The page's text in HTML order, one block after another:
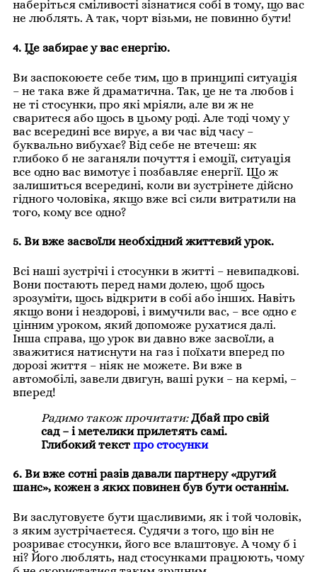
наберіться сміливості зізнатися собі в тому, що вас
не люблять. А так, чорт візьми, не повинно бути!
4. Це забирає у вас енергію.
Ви заспокоюєте себе тим, що в принципі ситуація
– не така вже й драматична. Так, це не та любов і
не ті стосунки, про які мріяли, але ви ж не
сваритеся або щось в цьому роді. Але тоді чому у
вас всередині все вирує, а ви час від часу –
буквально вибухає? Від себе не втечеш: як
глибоко б не заганяли почуття і емоції, ситуація
все одно вас вимотує і позбавляє енергії. Що ж
залишиться всередині, коли ви зустрінете дійсно
гідного чоловіка, якщо вже всі сили витратили на
того, кому все одно?
5. Ви вже засвоїли необхідний життєвий урок.
Всі наші зустрічі і стосунки в житті – невипадкові.
Вони постають перед нами долею, щоб щось
зрозуміти, щось відкрити в собі або інших. Навіть
якщо вони і нездорові, і вимучили вас, – все одно є
цінним уроком, який допоможе рухатися далі.
Інша справа, що урок ви давно вже засвоїли, а
зважитися натиснути на газ і поїхати вперед по
дорозі життя – ніяк не можете. Ви вже в
автомобілі, завели двигун, ваші руки – на кермі, –
вперед!
Радимо також прочитати:Дбай про свій
сад – і метелики прилетять самі.
Глибокий текст про стосунки
6. Ви вже сотні разів давали партнеру «другий
шанс», кожен з яких повинен був бути останнім.
Ви заслуговуєте бути щасливими, як і той чоловік,
з яким зустрічаєтеся. Судячи з того, що він не
розриває стосунки, його все влаштовує. А чому б і
ні? Його люблять, над стосунками працюють, чому